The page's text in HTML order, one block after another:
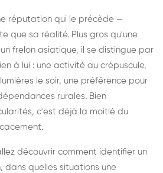
réputation qui le précède —
que sa réalité. Plus gros qu'une
frelon asiatique, il se distingue par
à lui : une activité au crépuscule,
le soir, une préférence pour
rurales. Bien
c'est déjà la moitié du
découvrir comment identifier un
dans quelles situations une